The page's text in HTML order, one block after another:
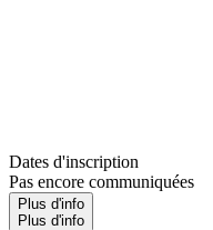
Dates d'inscription
Pas encore communiquées
Plus d'info
Plus d'info